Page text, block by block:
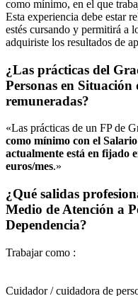
como mínimo, en el que
Esta experiencia debe estar
estés cursando y permitirá a
adquiriste los resultados de
¿Las prácticas del
Personas en Situación
remuneradas?
«Las prácticas de un FP de
como mínimo con el
actualmente está en fijado
euros/mes.»
¿Qué salidas
Medio de Atención a
Dependencia?
Trabajar como :
Cuidador / cuidadora de